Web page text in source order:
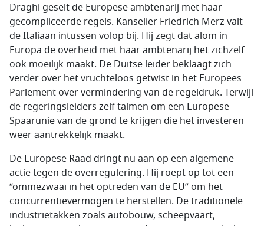
Draghi geselt de Europese ambtenarij met haar
gecompliceerde regels. Kanselier Friedrich Merz valt
de Italiaan intussen volop bij. Hij zegt dat alom in
Europa de overheid met haar ambtenarij het zichzelf
ook moeilijk maakt. De Duitse leider beklaagt zich
verder over het vruchteloos getwist in het Europees
Parlement over vermindering van de regeldruk. Terwijl
de regeringsleiders zelf talmen om een Europese
Spaarunie van de grond te krijgen die het investeren
weer aantrekkelijk maakt.
De Europese Raad dringt nu aan op een algemene
actie tegen de overregulering. Hij roept op tot een
“ommezwaai in het optreden van de EU” om het
concurrentievermogen te herstellen. De traditionele
industrietakken zoals autobouw, scheepvaart,